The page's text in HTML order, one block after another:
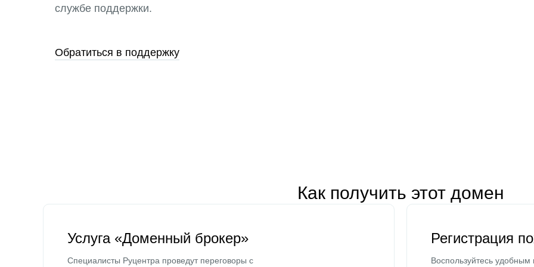
службе поддержки.
Обратиться в поддержку
Как получить этот домен
Услуга «Доменный брокер»
Специалисты Руцентра проведут переговоры с
Регистрация
Воспользуйтесь